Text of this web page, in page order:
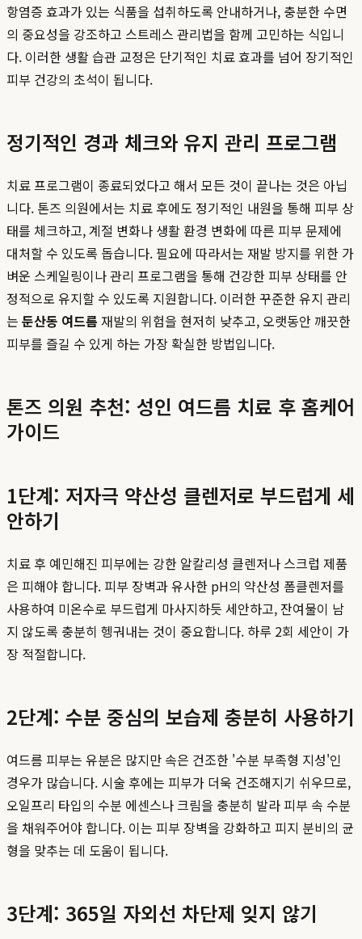
항염증 효과가 있는 식품을 섭취하도록 안내하거나, 충분한 수면
의 중요성을 강조하고 스트레스 관리법을 함께 고민하는 식입니
다. 이러한 생활 습관 교정은 단기적인 치료 효과를 넘어 장기적인
피부 건강의 초석이 됩니다.
정기적인 경과 체크와 유지 관리 프로그램
치료 프로그램이 종료되었다고 해서 모든 것이 끝나는 것은 아닙
니다. 톤즈 의원에서는 치료 후에도 정기적인 내원을 통해 피부 상
태를 체크하고, 계절 변화나 생활 환경 변화에 따른 피부 문제에
대처할 수 있도록 돕습니다. 필요에 따라서는 재발 방지를 위한 가
벼운 스케일링이나 관리 프로그램을 통해 건강한 피부 상태를 안
정적으로 유지할 수 있도록 지원합니다. 이러한 꾸준한 유지 관리
는 둔산동 여드름 재발의 위험을 현저히 낮추고, 오랫동안 깨끗한
피부를 즐길 수 있게 하는 가장 확실한 방법입니다.
톤즈 의원 추천: 성인 여드름 치료 후 홈케어
가이드
1단계: 저자극 약산성 클렌저로 부드럽게 세
안하기
치료 후 예민해진 피부에는 강한 알칼리성 클렌저나 스크럽 제품
은 피해야 합니다. 피부 장벽과 유사한 pH의 약산성 폼클렌저를
사용하여 미온수로 부드럽게 마사지하듯 세안하고, 잔여물이 남
지 않도록 충분히 헹궈내는 것이 중요합니다. 하루 2회 세안이 가
장 적절합니다.
2단계: 수분 중심의 보습제 충분히 사용하기
여드름 피부는 유분은 많지만 속은 건조한 '수분 부족형 지성'인
경우가 많습니다. 시술 후에는 피부가 더욱 건조해지기 쉬우므로,
오일프리 타입의 수분 에센스나 크림을 충분히 발라 피부 속 수분
을 채워주어야 합니다. 이는 피부 장벽을 강화하고 피지 분비의 균
형을 맞추는 데 도움이 됩니다.
3단계: 365일 자외선 차단제 잊지 않기